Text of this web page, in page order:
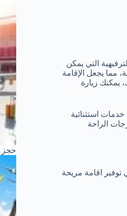
التي يمكن
مما يجعل الإقامة
يمكنك زيارة
استثنائية
الراحة
اقامة مريحة
حجز